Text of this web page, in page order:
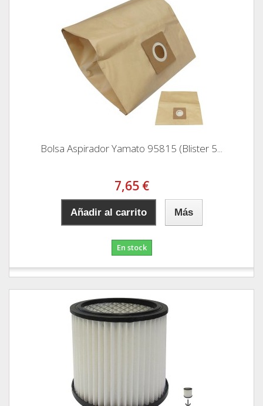
Bolsa Aspirador Yamato 95815 (Blister 5...
7,65 €
Añadir al carrito Más
En stock